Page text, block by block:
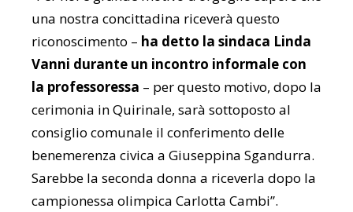
una nostra concittadina riceverà questo
riconoscimento – ha detto la sindaca Linda
Vanni durante un incontro informale con
la professoressa – per questo motivo, dopo la
cerimonia in Quirinale, sarà sottoposto al
consiglio comunale il conferimento delle
benemerenza civica a Giuseppina Sgandurra.
Sarebbe la seconda donna a riceverla dopo la
campionessa olimpica Carlotta Cambi”.